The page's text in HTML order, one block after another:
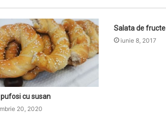
cu susan
20, 2020
Salata de fructe
iunie 8, 2017